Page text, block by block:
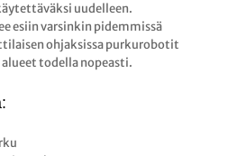
uudelleen.
esiin varsinkin pidemmissä
ohjaksissa purkurobotit
todella nopeasti.